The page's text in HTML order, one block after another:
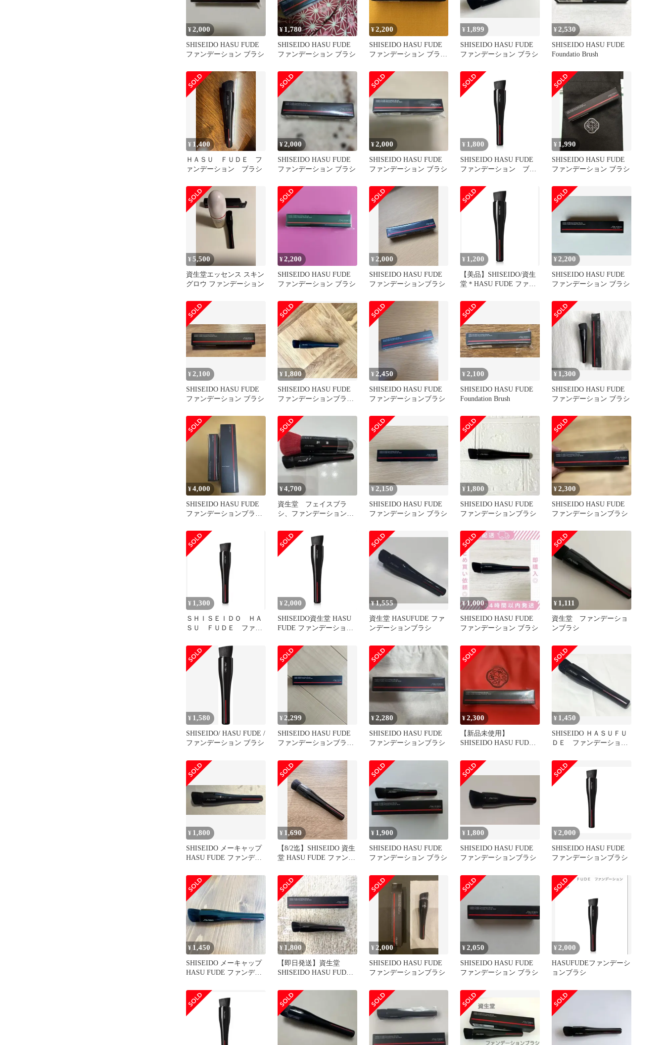
¥2,000
SHISEIDO HASU FUDE
ファンデーション ブラシ
¥ 1,780
SHISEIDO HASU FUDE
ファンデーション ブラシ
¥2,200
SHISEIDO HASU FUDE
ファンデーション ブラ
¥ 1,899
SHISEIDO HASU FUDE
ファンデーション ブラシ
¥2,530
SHISEIDO HASU FUDE
Foundatio Brush
¥ 1,400
ＨＡＳＵ ＦＵＤＥ フ
ァンデーション ブラシ
¥2,000
SHISEIDO HASU FUDE
ファンデーション ブラシ
¥2,000
SHISEIDO HASU FUDE
ファンデーション ブラシ
¥ 1,800
SHISEIDO HASU FUDE
ファンデーション ブラ
¥ 1,990
SHISEIDO HASU FUDE
ファンデーション ブラシ
¥5,500
資生堂エッセンス スキン
グロウ ファンデーション
¥2,200
SHISEIDO HASU FUDE
ファンデーション ブラシ
¥ 2,000
SHISEIDO HASU FUDE
ファンデーションブラシ
¥ 1,200
【美品】SHISEIDO/資生
堂＊HASU FUDE ファン
¥ 2,200
SHISEIDO HASU FUDE
ファンデーション ブラシ
¥ 2,100
SHISEIDO HASU FUDE
ファンデーション ブラシ
¥ 1,800
SHISEIDO HASU FUDE
ファンデーションブラ
¥ 2,450
SHISEIDO HASU FUDE
ファンデーションブラシ
¥ 2,100
SHISEIDO HASU FUDE
Foundation Brush
¥ 1,300
SHISEIDO HASU FUDE
ファンデーション ブラシ
¥4,000
SHISEIDO HASU FUDE
ファンデーションブラシ
¥4,700
資生堂 フェイスブラ
シ、ファンデーションブ
¥ 2,150
SHISEIDO HASU FUDE
ファンデーション ブラシ
¥ 1,800
SHISEIDO HASU FUDE
ファンデーションブラシ
¥2,300
SHISEIDO HASU FUDE
ファンデーションブラシ
¥ 1,300
ＳＨＩＳＥＩＤＯ ＨＡ
ＳＵ ＦＵＤＥ ファン
¥ 2,000
SHISEIDO資生堂 HASU
FUDE ファンデーション
¥1,555
資生堂 HASUFUDE ファ
ンデーションブラシ
¥1,000
SHISEIDO HASU FUDE
ファンデーション ブラシ
¥ 1,111
資生堂 ファンデーショ
ンブラシ
¥ 1,580
SHISEIDO/ HASU FUDE /
ファンデーション ブラシ
¥2,299
SHISEIDO HASU FUDE
ファンデーションブラシ
¥2,280
SHISEIDO HASU FUDE
ファンデーションブラシ
¥2,300
【新品未使用】
SHISEIDO HASU FUDE
¥ 1,450
SHISEIDO ＨＡＳＵＦＵ
ＤＥ ファンデーション
¥ 1,800
SHISEIDO メーキャップ
HASU FUDE ファンデー
¥ 1,690
【8/2迄】SHISEIDO 資生
堂 HASU FUDE ファンデ
¥ 1,900
SHISEIDO HASU FUDE
ファンデーション ブラシ
¥ 1,800
SHISEIDO HASU FUDE
ファンデーションブラシ
¥2,000
SHISEIDO HASU FUDE
ファンデーションブラシ
¥1,450
SHISEIDO メーキャップ
HASU FUDE ファンデー
¥1,800
【即日発送】資生堂
SHISEIDO HASU FUDE
¥2,000
SHISEIDO HASU FUDE
ファンデーションブラシ
¥2,050
SHISEIDO HASU FUDE
ファンデーション ブラシ
¥ 2,000
HASUFUDEファンデーシ
ョンブラシ